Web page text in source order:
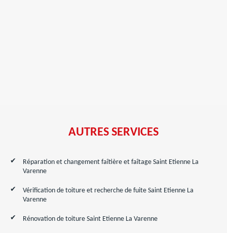
AUTRES SERVICES
Réparation et changement faîtière et faîtage Saint Etienne La
Varenne
Vérification de toiture et recherche de fuite Saint Etienne La
Varenne
Rénovation de toiture Saint Etienne La Varenne